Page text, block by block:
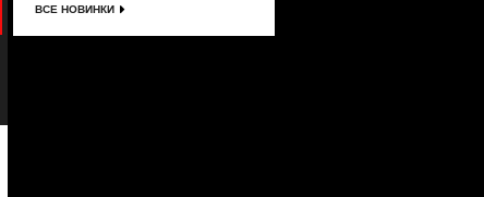
ВСЕ НОВИНКИ